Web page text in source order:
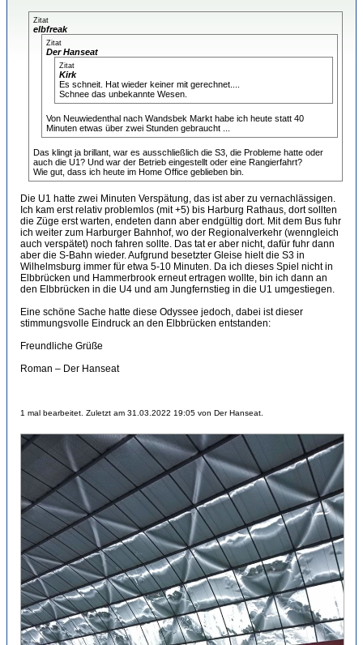
Zitat
elbfreak
Zitat
Der Hanseat
Zitat
Kirk
Es schneit. Hat wieder keiner mit gerechnet....
Schnee das unbekannte Wesen.
Von Neuwiedenthal nach Wandsbek Markt habe ich heute statt 40
Minuten etwas über zwei Stunden gebraucht ...
Das klingt ja brillant, war es ausschließlich die S3, die Probleme hatte oder
auch die U1? Und war der Betrieb eingestellt oder eine Rangierfahrt?
Wie gut, dass ich heute im Home Office geblieben bin.
Die U1 hatte zwei Minuten Verspätung, das ist aber zu vernachlässigen.
Ich kam erst relativ problemlos (mit +5) bis Harburg Rathaus, dort sollten
die Züge erst warten, endeten dann aber endgültig dort. Mit dem Bus fuhr
ich weiter zum Harburger Bahnhof, wo der Regionalverkehr (wenngleich
auch verspätet) noch fahren sollte. Das tat er aber nicht, dafür fuhr dann
aber die S-Bahn wieder. Aufgrund besetzter Gleise hielt die S3 in
Wilhelmsburg immer für etwa 5-10 Minuten. Da ich dieses Spiel nicht in
Elbbrücken und Hammerbrook erneut ertragen wollte, bin ich dann an
den Elbbrücken in die U4 und am Jungfernstieg in die U1 umgestiegen.
Eine schöne Sache hatte diese Odyssee jedoch, dabei ist dieser
stimmungsvolle Eindruck an den Elbbrücken entstanden:
Freundliche Grüße
Roman – Der Hanseat
1 mal bearbeitet. Zuletzt am 31.03.2022 19:05 von Der Hanseat.